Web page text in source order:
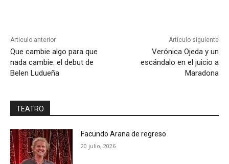
Artículo anterior
Que cambie algo para que
nada cambie: el debut de
Belen Ludueña
Artículo siguiente
Verónica Ojeda y un
escándalo en el juicio a
Maradona
TEATRO
Facundo Arana de regreso
20 julio, 2026